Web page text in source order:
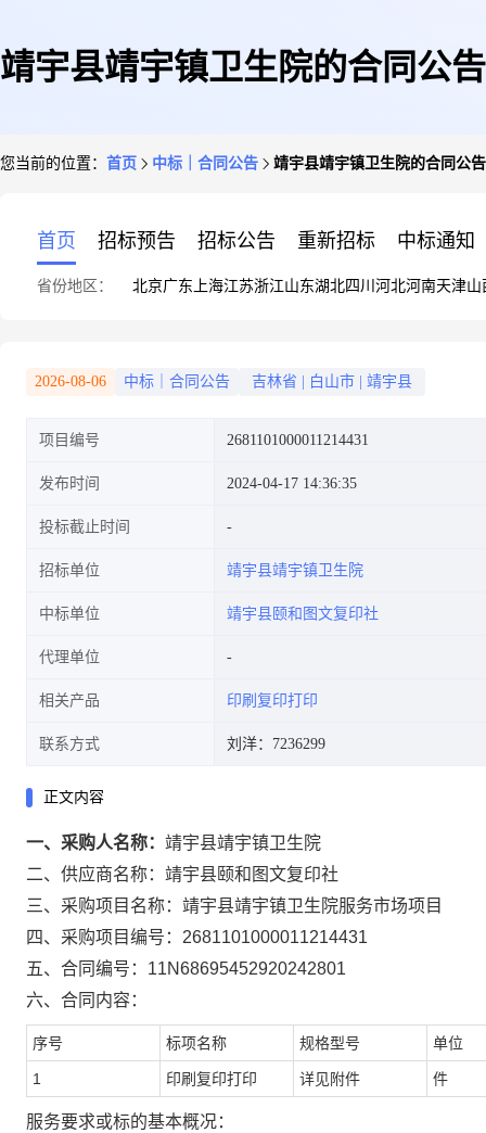
靖宇县靖宇镇卫生院的合同公告
您当前的位置： 首页 中标｜合同公告 靖宇县靖宇镇卫生院的合同公告
首页 招标预告 招标公告 重新招标 中标通知
省份地区： 北京广东 上海江苏浙江山东湖北四川 河北河南天津山
2026-08-06 中标｜合同公告 吉林省 白山市 靖宇县
项目编号 2681101000011214431
发布时间 2024-04-17 14:36:35
投标截止时间
招标单位 靖宇县靖宇镇卫生院
中标单位 靖宇县颐和图文复印社
代理单位
相关产品 印刷复印打印
联系方式 刘洋：7236299
正文内容
一、采购人名称： 靖宇县靖宇镇卫生院
二、供应商名称： 靖宇县颐和图文复印社
三、采购项目名称： 靖宇县靖宇镇卫生院服务市场项目
四、采购项目编号： 2681101000011214431
五、合同编号： 11N68695452920242801
六、合同内容：
序号 标项名称 规格型号 单位
1 印刷复印打印 详见附件 件
服务要求或标的基本概况：